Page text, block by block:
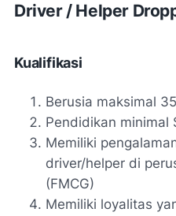
Driver / Helper
Kualifikasi
Berusia maksimal
Pendidikan minimal
Memiliki
driver/helper di
(FMCG)
Memiliki loyalitas